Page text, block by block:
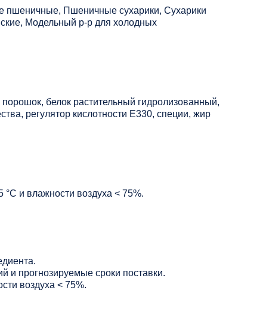
пшеничные, Пшеничные сухарики, Сухарики
Модельный р-р для холодных
белок растительный гидролизованный,
регулятор кислотности Е330, специи, жир
и влажности воздуха < 75%.
и прогнозируемые сроки поставки.
воздуха < 75%.